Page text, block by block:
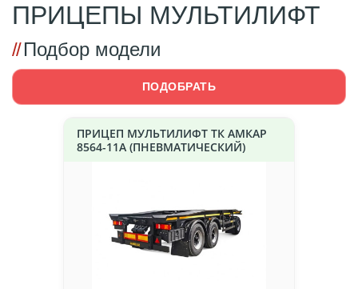
ПРИЦЕПЫ МУЛЬТИЛИФТ
Подбор модели
ПОДОБРАТЬ
ПРИЦЕП МУЛЬТИЛИФТ ТК АМКАР
8564-11А (ПНЕВМАТИЧЕСКИЙ)